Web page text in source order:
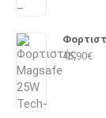
45,90€